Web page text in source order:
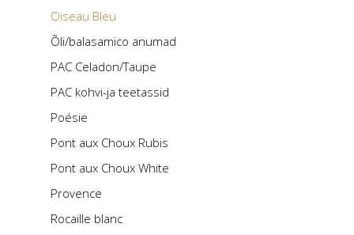
Oiseau Bleu
Õli/balasamico anumad
PAC Celadon/Taupe
PAC kohvi-ja teetassid
Poésie
Pont aux Choux Rubis
Pont aux Choux White
Provence
Rocaille blanc